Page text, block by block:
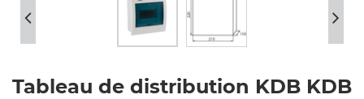
Tableau de distribution KDB KDB